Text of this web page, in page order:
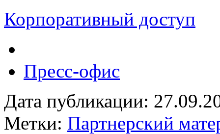
Корпоративный доступ
Пресс-офис
Дата публикации:
Метки: Партнерский